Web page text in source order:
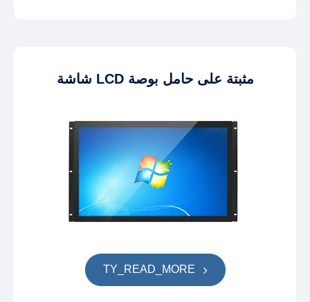
شاشة LCD مثبتة على حامل بوصة
TY_READ_MORE